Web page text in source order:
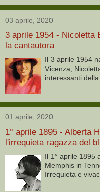
03 aprile, 2020
3 aprile 1954 - Nicoletta
la cantautora
Il 3 aprile 1954
Vicenza,
interessanti
01 aprile, 2020
1° aprile 1895 - Alberta
l'irrequieta ragazza del
Il 1° aprile 1895
Memphis in
Irrequieta e